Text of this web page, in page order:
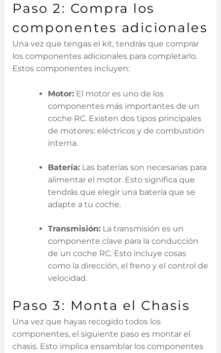
Paso 2: Compra los
componentes adicionales
Una vez que tengas el kit, tendrás que comprar
los componentes adicionales para completarlo.
Estos componentes incluyen:
Motor:El motor es uno de los
componentes más importantes de un
coche RC. Existen dos tipos principales
de motores: eléctricos y de combustión
interna.
Batería:Las baterías son necesarias para
alimentar el motor. Esto significa que
tendrás que elegir una batería que se
adapte a tu coche.
Transmisión:La transmisión es un
componente clave para la conducción
de un coche RC. Esto incluye cosas
como la dirección, el freno y el control de
velocidad.
Paso 3: Monta el Chasis
Una vez que hayas recogido todos los
componentes, el siguiente paso es montar el
chasis. Esto implica ensamblar los componentes